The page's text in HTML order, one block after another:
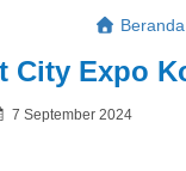
Beranda
City Expo
Posted
7 September 2024